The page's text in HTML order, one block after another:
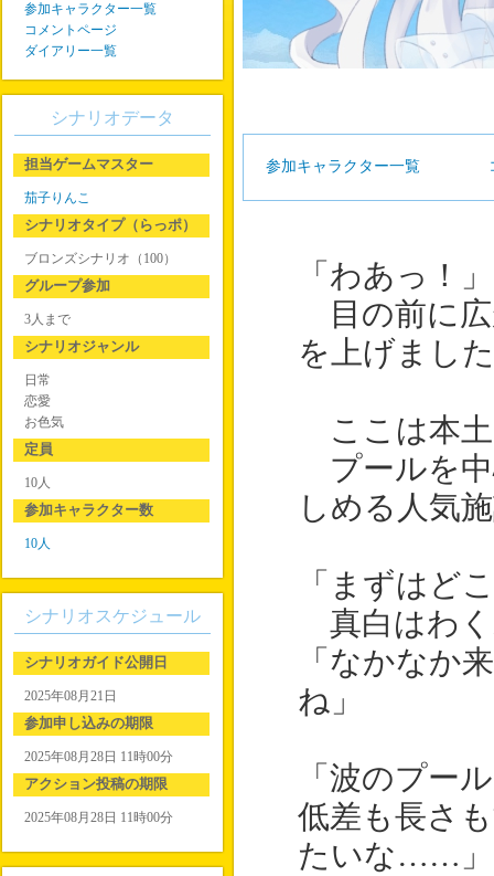
参加キャラクター一覧
「わあっ！」
目の前に広
を上げまし
ここは本土
プールを中
しめる人気
「まずはど
真白はわく
「なかなか
ね」
「波のプー
低差も長さ
たいな……」
参加キャラクター一覧
コメントページ
ダイアリー一覧
シナリオデータ
担当ゲームマスター
茄子りんこ
シナリオタイプ（らっポ）
ブロンズシナリオ（100）
グループ参加
3人まで
シナリオジャンル
日常
恋愛
お色気
定員
10人
参加キャラクター数
10人
シナリオスケジュール
シナリオガイド公開日
2025年08月21日
参加申し込みの期限
2025年08月28日 11時00分
アクション投稿の期限
2025年08月28日 11時00分